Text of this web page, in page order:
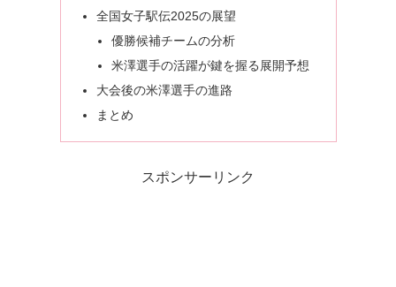
全国女子駅伝2025の展望
優勝候補チームの分析
米澤選手の活躍が鍵を握る展開予想
大会後の米澤選手の進路
まとめ
スポンサーリンク